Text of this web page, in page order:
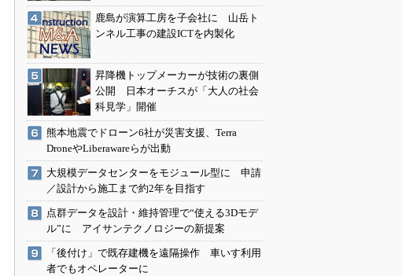
鹿島が演算工房を子会社に 山岳ト
ンネル工事の建設ICTを内製化
昇降機トップメーカーが技術の裏側
公開 日本オーチスが「大人の社会
科見学」開催
熊本地震でドローン6社が災害支援、Terra
DroneやLiberawareらが出動
大規模データセンターをモジュール型に 申請
／設計から施工まで約2年を目指す
点群データを設計・維持管理で“使える3Dモデ
ル”に アイサンテクノロジーの新提案
「後付け」で既存建機を遠隔操作 車いす利用
者でもオペレーターに